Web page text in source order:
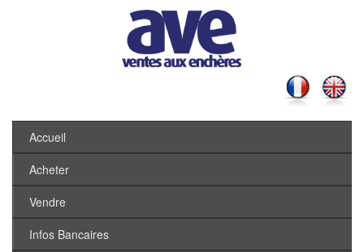
Accueil
Acheter
Vendre
Infos Bancaires